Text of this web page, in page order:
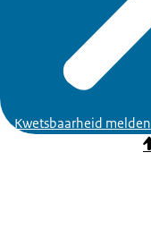
Kwetsbaarheid melden